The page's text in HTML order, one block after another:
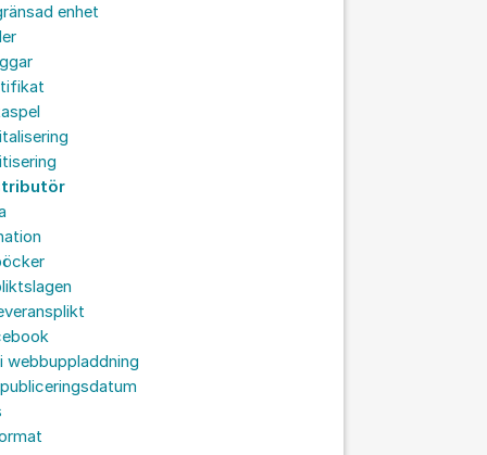
enhet
webbuppladdning